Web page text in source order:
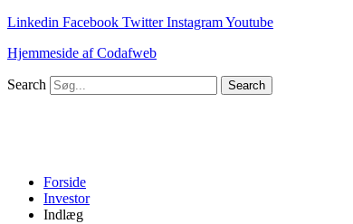
Linkedin Facebook Twitter InstagramYoutube
Hjemmeside af Codafweb
Search Search
Forside
Investor
Indlæg